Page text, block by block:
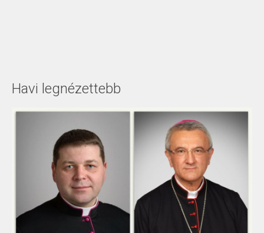
Havi legnézettebb